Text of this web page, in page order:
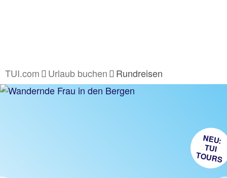
TUI.com Urlaub buchen Rundreisen
NEU:
TUI
TOURS